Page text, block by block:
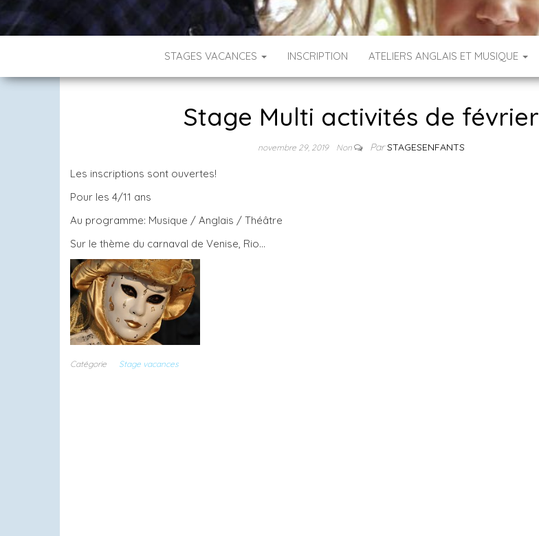
STAGES VACANCES INSCRIPTION ATELIERS ANGLAIS ET MUSIQUE
Stage Multi activités de février
novembre 29, 2019 Non ParSTAGESENFANTS
Les inscriptions sont ouvertes!
Pour les 4/11 ans
Au programme: Musique / Anglais / Théâtre
Sur le thème du carnaval de Venise, Rio…
Catégorie Stage vacances